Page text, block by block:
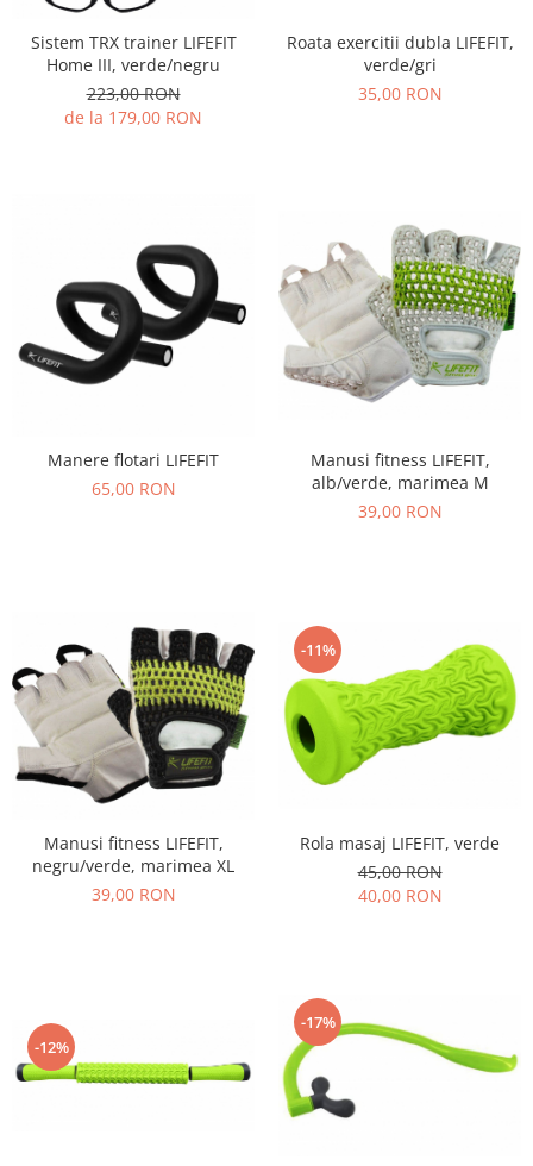
Sistem TRX trainer LIFEFIT
Home III, verde/negru
223,00 RON
de la 179,00 RON
Roata exercitii dubla LIFEFIT,
verde/gri
35,00 RON
Manere flotari LIFEFIT
65,00 RON
Manusi fitness LIFEFIT,
alb/verde, marimea M
39,00 RON
Manusi fitness LIFEFIT,
negru/verde, marimea XL
39,00 RON
-11%
Rola masaj LIFEFIT, verde
45,00 RON
40,00 RON
-12%
-17%